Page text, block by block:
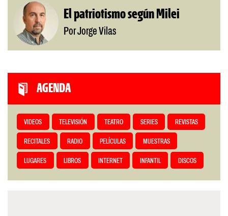
El patriotismo según Milei
Por Jorge Vilas
AGENDA
VIDEOS TELEVISIÓN TEATRO SERIES REVISTAS
RECITALES RADIO PELÍCULAS MUESTRAS
LUGARES LIBROS INTERNET INFANTIL DISCOS